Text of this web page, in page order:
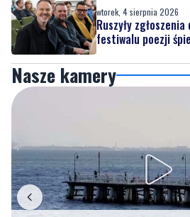
wtorek, 4 sierpnia 2026
Ruszyły
festiwalu poezji
Nasze kamery